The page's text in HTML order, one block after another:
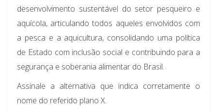
desenvolvimento sustentável do setor pesqueiro e
aquícola, articulando todos aqueles envolvidos com
a pesca e a aquicultura, consolidando uma política
de Estado com inclusão social e contribuindo para a
segurança e soberania alimentar do Brasil.
Assinale a alternativa que indica corretamente o
nome do referido plano X.